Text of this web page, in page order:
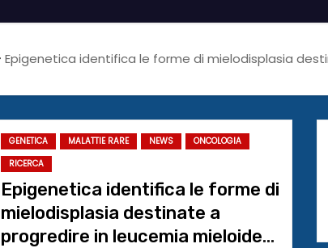
Epigenetica identifica le forme di mielodisplasia
GENETICA MALATTIE RARE NEWS
ONCOLOGIA
RICERCA
Epigenetica identifica le forme di
mielodisplasia destinate a
progredire in leucemia mieloide